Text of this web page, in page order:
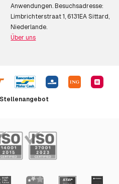
Anwendungen. Besuchsadresse:
Limbrichterstraat 1, 6131EA Sittard,
Niederlande.
Über uns